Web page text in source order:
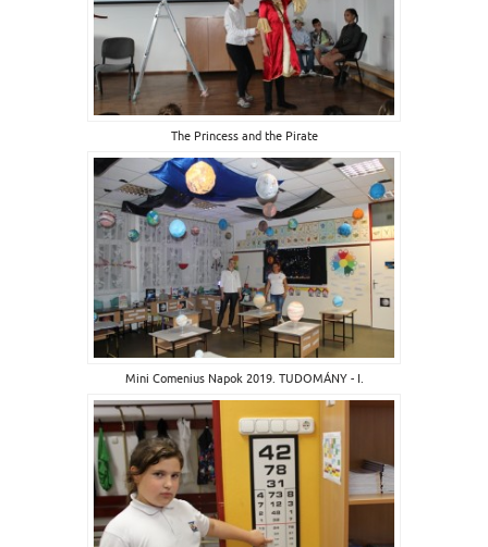
The Princess and the Pirate
Mini Comenius Napok 2019. TUDOMÁNY - I.